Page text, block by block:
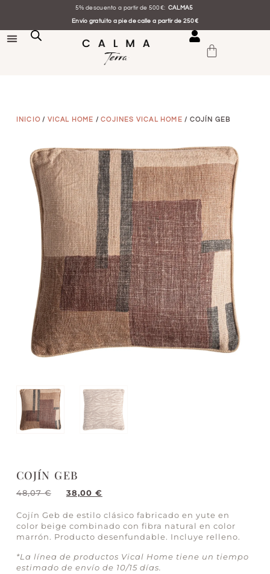
5% descuento a partir de 500€: CALMA5
Envío gratuito a pie de calle a partir de 250€
INICIO / VICAL HOME /COJINES VICAL HOME / COJÍN GEB
COJÍN GEB
48,07€ 38,00 €
Cojín Geb de estilo clásico fabricado en yute en
color beige combinado con fibra natural en color
marrón. Producto desenfundable. Incluye relleno.
*La línea de productos Vical Home tiene un tiempo
estimado de envío de 10/15 días.